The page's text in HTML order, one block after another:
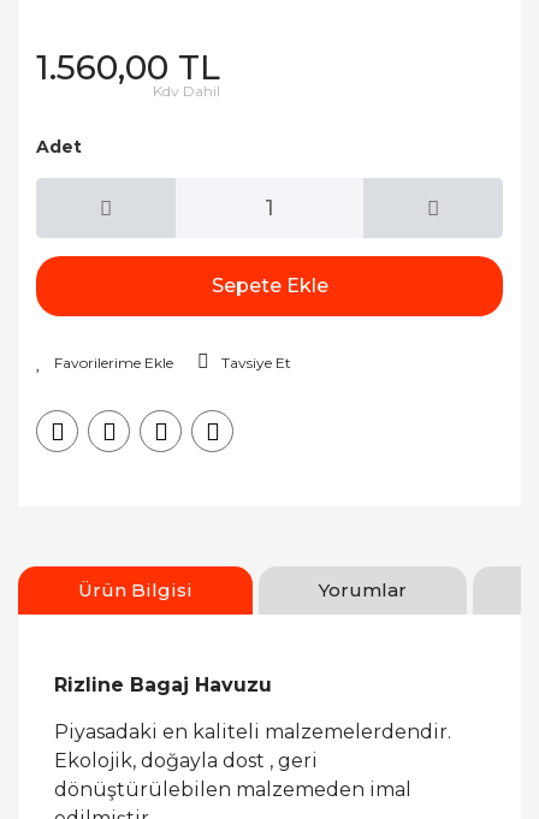
1.560,00 TL
Kdv Dahil
Adet
Sepete Ekle
Tavsiye Et
Ürün Bilgisi Yorumlar
Rizline Bagaj Havuzu
Piyasadaki en kaliteli malzemelerdendir.
Ekolojik, doğayla dost , geri
dönüştürülebilen malzemeden imal